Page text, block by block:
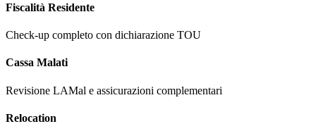
Fiscalità Residente
Check-up completo con dichiarazione TOU
Cassa Malati
Revisione LAMal e assicurazioni complementari
Relocation